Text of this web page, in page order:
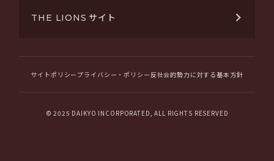
THE LIONS サイト
サイトポリシー プライバシー・ポリシー 反社会的勢力に対する基本方針
© 2025 DAIKYO INCORPORATED, ALL RIGHTS RESERVED